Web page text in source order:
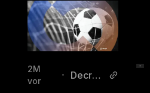
2M
vor
•
Decryp